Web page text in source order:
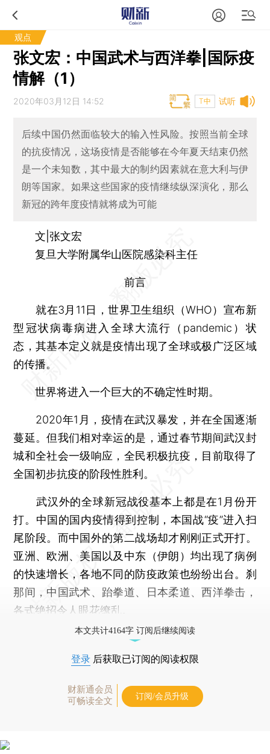
观点
张文宏：中国武术与西洋拳|国际疫
情解（1）
试听
2020年03月12日 14:52 T中
后续中国仍然面临较大的输入性风险。按照当前全球
的抗疫情况，这场疫情是否能够在今年夏天结束仍然
是一个未知数，其中最大的制约因素就在意大利与伊
朗等国家。如果这些国家的疫情继续纵深演化，那么
新冠的跨年度疫情就将成为可能
文|张文宏
复旦大学附属华山医院感染科主任
前言
就在3月11日，世界卫生组织（WHO）宣布新
型冠状病毒病进入全球大流行（pandemic）状
态，其基本定义就是疫情出现了全球或极广泛区域
的传播。
世界将进入一个巨大的不确定性时期。
2020年1月，疫情在武汉暴发，并在全国逐渐
蔓延。但我们相对幸运的是，通过春节期间武汉封
城和全社会一级响应，全民积极抗疫，目前取得了
全国初步抗疫的阶段性胜利。
武汉外的全球新冠战役基本上都是在1月份开
打。中国的国内疫情得到控制，本国战“疫”进入扫
尾阶段。而中国外的第二战场却才刚刚正式开打。
亚洲、欧洲、美国以及中东（伊朗）均出现了病例
的快速增长，各地不同的防疫政策也纷纷出台。刹
那间，中国武术、跆拳道、日本柔道、西洋拳击，
各式绝招令人眼花缭乱。
本文共计4164字 订阅后继续阅读
登录 后获取已订阅的阅读权限
财新通会员
可畅读全文
订阅/会员升级